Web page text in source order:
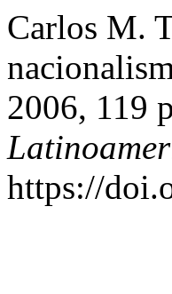
Carlos M.
2006, 119
https://